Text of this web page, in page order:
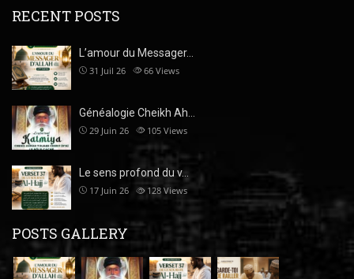
RECENT POSTS
L’amour du Messager…
31 Juil 26 66 Views
Généalogie Cheikh Ah…
29 Juin 26 105 Views
Le sens profond du v…
17 Juin 26 128 Views
POSTS GALLERY